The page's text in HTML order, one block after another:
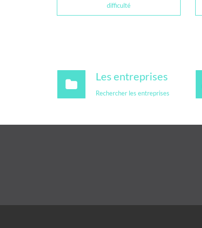
difficulté
Les entreprises
Rechercher les entreprises